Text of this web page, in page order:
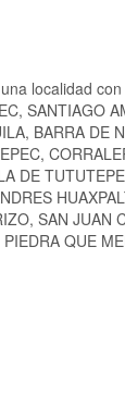
localidad con
SANTIAGO
BARRA DE
DE
SAN JUAN
QUE